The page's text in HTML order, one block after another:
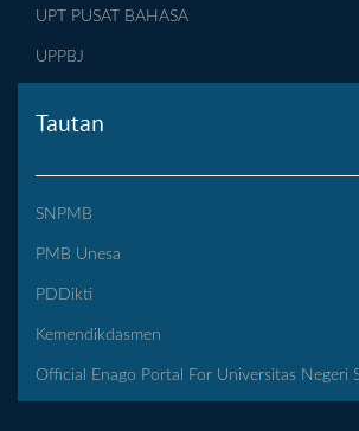
UPT PUSAT BAHASA
UPPBJ
Tautan
SNPMB
PMB Unesa
PDDikti
Kemendikdasmen
Official Enago Portal For Universitas Negeri